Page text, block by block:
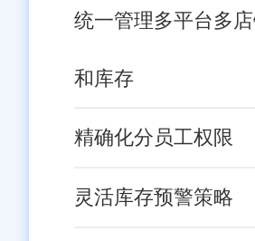
统一管理多平台多
和库存
精确化分员工权限
灵活库存预警策略